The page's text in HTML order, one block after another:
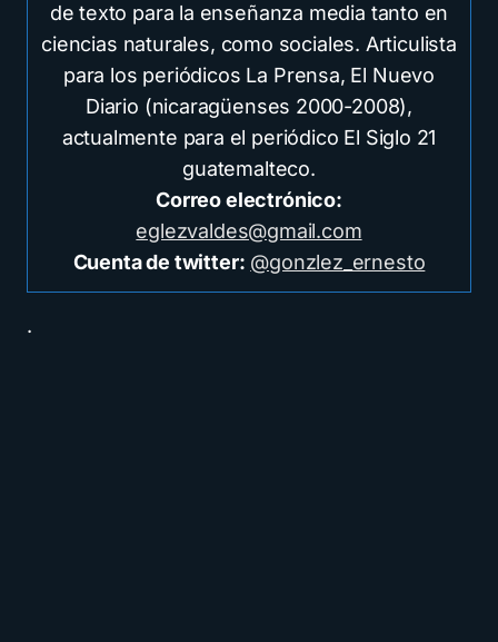
de texto para la enseñanza media tanto en
ciencias naturales, como sociales. Articulista
para los periódicos La Prensa, El Nuevo
Diario (nicaragüenses 2000-2008),
actualmente para el periódico El Siglo 21
guatemalteco.
Correo electrónico:
eglezvaldes@gmail.com
Cuenta de twitter: @gonzlez_ernesto
.